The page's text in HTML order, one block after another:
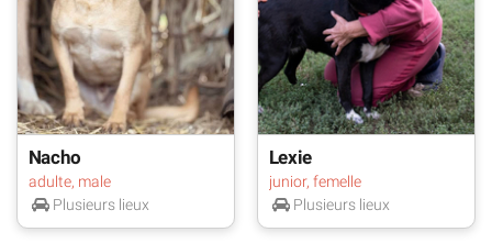
Nacho
adulte, male
Plusieurs lieux
Lexie
junior, femelle
Plusieurs lieux